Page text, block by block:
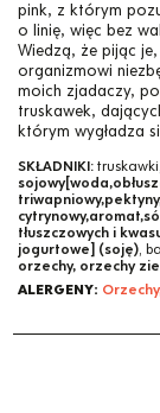
pink, z którym
o linię, więc bez
Wiedzą, że pijąc
organizmowi
moich zjadaczy,
truskawek,
którym wygładza
SKŁADNIKI: truskawki,
tłuszczowych i
jogurtowe] (soję),
orzechy, orzechy
ALERGENY: